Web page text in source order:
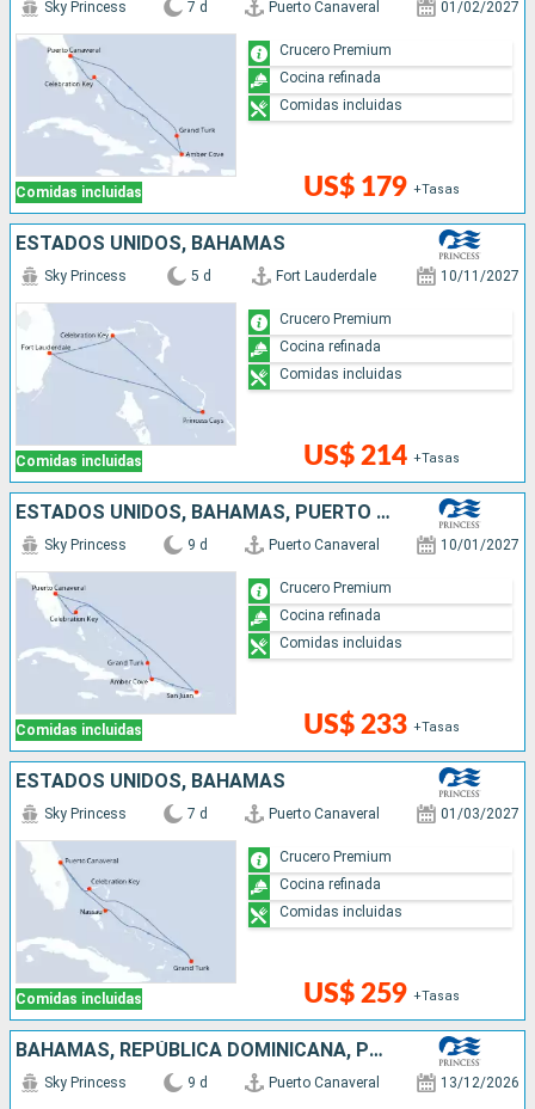
Comidas incluidas
Sky Princess 7 d Puerto Canaveral 01/02/2027
US$ 179 +Tasas
Crucero Premium
Cocina refinada
Comidas incluidas
ESTADOS UNIDOS, BAHAMAS
Comidas incluidas
Sky Princess 5 d Fort Lauderdale 10/11/2027
US$ 214 +Tasas
Crucero Premium
Cocina refinada
Comidas incluidas
ESTADOS UNIDOS, BAHAMAS, PUERTO RICO, REPÚBLICA DOMINICANA
Comidas incluidas
Sky Princess 9 d Puerto Canaveral 10/01/2027
US$ 233 +Tasas
Crucero Premium
Cocina refinada
Comidas incluidas
ESTADOS UNIDOS, BAHAMAS
Comidas incluidas
Sky Princess 7 d Puerto Canaveral 01/03/2027
US$ 259 +Tasas
Crucero Premium
Cocina refinada
Comidas incluidas
BAHAMAS, REPÚBLICA DOMINICANA, PUERTO RICO, ESTADOS UNIDOS
Sky Princess 9 d Puerto Canaveral 13/12/2026